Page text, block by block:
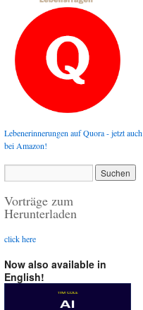
Lebenerinnerungen auf Quora - jetzt auch
bei Amazon!
Vorträge zum
Herunterladen
click here
Now also available in
English!